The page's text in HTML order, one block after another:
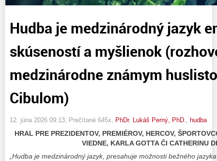
Hudba je medzinárodný jazyk
skúseností a myšlienok
medzinárodne známym
Cibulom)
12. júna 2026 09:13 , Prečítané 645x, PhDr. Lukáš Perný, PhD. hudba
HRAL PRE PREZIDENTOV, PREMIÉROV, HERCOV,
VIEDNE, KARLA GOTTA ČI CATHERINU
„Hudba je medzinárodný jazyk, presahuje možnosti bežného